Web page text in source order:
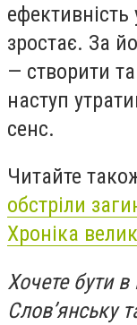
ефективність
зростає. За
— створити
наступ
сенс.
Читайте
обстріли
Хроніка
Хочете бути в
Слов’янську